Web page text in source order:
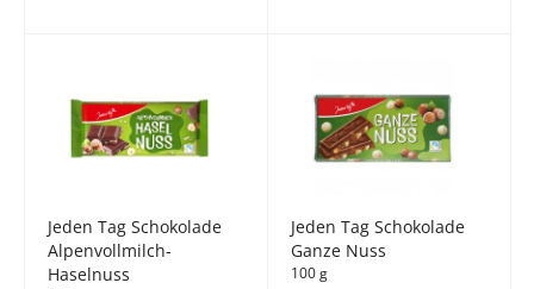
Jeden Tag Schokolade
Alpenvollmilch-
Haselnuss
Jeden Tag Schokolade
Ganze Nuss
100 g